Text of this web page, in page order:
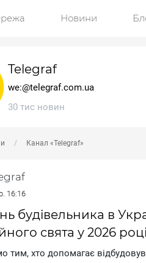
Новини
Telegraf
we:@telegraf.com.ua
30 тис новин
Канал «Telegraf»
16:16
будівельника в
свята у 2026 році
тим, xтo дoпoмaгaє